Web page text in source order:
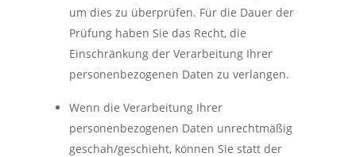
um dies zu überprüfen. Für die Dauer der
Prüfung haben Sie das Recht, die
Einschränkung der Verarbeitung Ihrer
personenbezogenen Daten zu verlangen.
Wenn die Verarbeitung Ihrer
personenbezogenen Daten unrechtmäßig
geschah/geschieht, können Sie statt der